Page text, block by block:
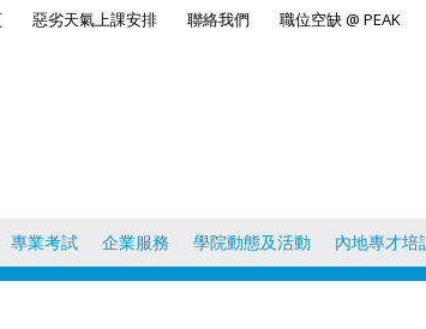
惡劣天氣上課安排 聯絡我們 職位空缺 @ PEAK
專業考試 企業服務 學院動態及活動 內地專才培